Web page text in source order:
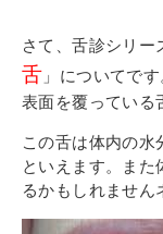
さて、舌診シリー
舌 」についてで
表面を覆っている
この舌は体内の水
といえます。また
るかもしれません